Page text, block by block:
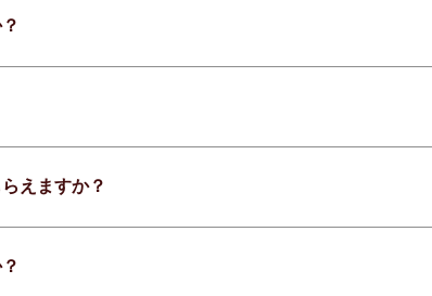
えますか？